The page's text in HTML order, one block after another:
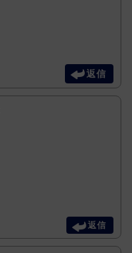
返信
返信